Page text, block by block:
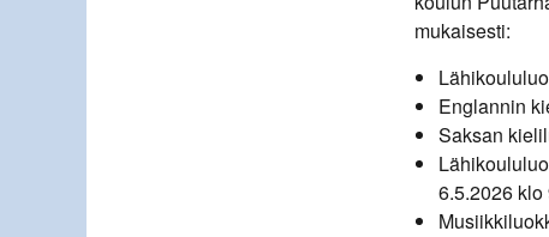
mukaisesti:
Englannin
Saksan
6.5.2026